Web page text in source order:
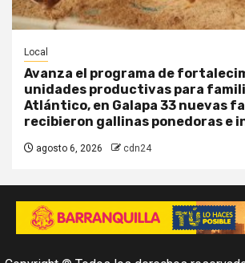
Local
Avanza el programa de
unidades productivas para
Atlántico, en Galapa 33 nuevas
recibieron gallinas ponedoras e
agosto 6, 2026 cdn24